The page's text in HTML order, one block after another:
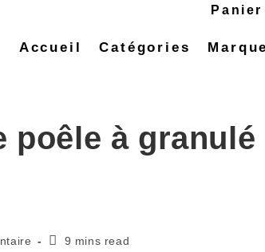
Panier
Accueil Catégories
poêle à granulé
9 mins read